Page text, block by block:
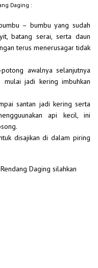
Daging :
– bumbu yang sudah
batang serai, serta daun
terus menerusagar tidak
awalnya selanjutnya
mulai jadi kering imbuhkan
santan jadi kering serta
api kecil, ini
disajikan di dalam piring
Daging silahkan